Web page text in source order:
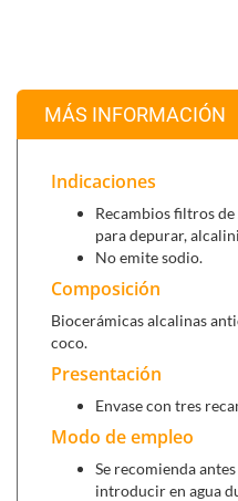
MÁS INFORMACIÓN
Indicaciones
Recambios filtros
para depurar,
No emite sodio.
Composición
Biocerámicas alcalinas
coco.
Presentación
Envase con tres
Modo de empleo
Se recomienda
introducir en agua